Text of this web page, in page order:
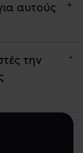
αυτούς
την